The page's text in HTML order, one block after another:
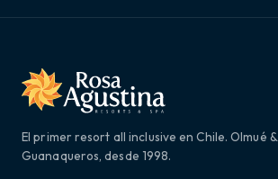
El primer resort all inclusive en Chile. Olmué &
Guanaqueros, desde 1998.